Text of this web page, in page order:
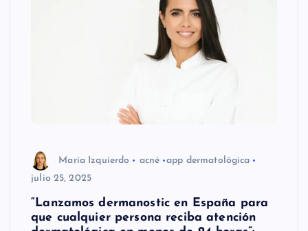
María Izquierdo acné
app dermatológica
julio 25, 2025
“Lanzamos dermanostic en España para
que cualquier persona reciba atención